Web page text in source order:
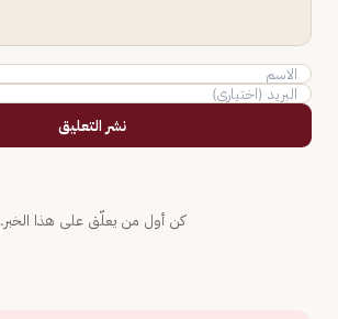
نشر التعليق
كن أول من يعلّق على هذا الخبر.